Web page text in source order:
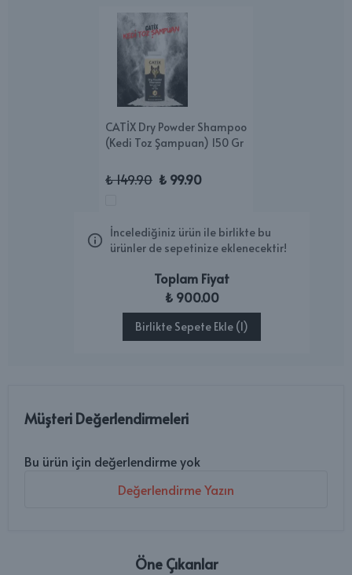
CATİX Dry Powder Shampoo
(Kedi Toz Şampuan) 150 Gr
₺ 149.90 ₺ 99.90
İncelediğiniz ürün ile birlikte bu
ürünler de sepetinize eklenecektir!
Toplam Fiyat
₺ 900.00
Birlikte Sepete Ekle (1)
Müşteri Değerlendirmeleri
Bu ürün için değerlendirme yok
Değerlendirme Yazın
Öne Çıkanlar